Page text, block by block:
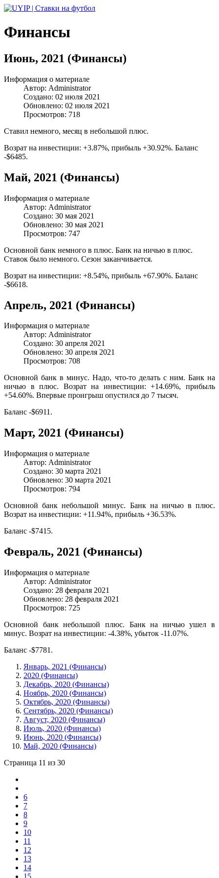
Финансы
Июнь, 2021 (Финансы)
Информация о материале
Автор: Administrator
Создано: 02 июля 2021
Обновлено: 02 июля 2021
Просмотров: 718
Ставил немного, месяц в небольшой плюс.
Возрат на инвестиции: +3.87%, прибыль +30.92%. Баланс
-$6485.
Май, 2021 (Финансы)
Информация о материале
Автор: Administrator
Создано: 30 мая 2021
Обновлено: 30 мая 2021
Просмотров: 747
Основной банк немного в плюс. Банк на ничью в плюс.
Ставок было немного. Сезон заканчивается.
Возрат на инвестиции: +8.54%, прибыль +67.90%. Баланс
-$6618.
Апрель, 2021 (Финансы)
Информация о материале
Автор: Administrator
Создано: 30 апреля 2021
Обновлено: 30 апреля 2021
Просмотров: 708
Основной банк в минус. Надо, что-то делать с ним. Банк на
ничью в плюс. Возрат на инвестиции: +14.69%, прибыль
+54.60%. Впервые проигрыш опустился до 7 тысяч.
Баланс -$6911.
Март, 2021 (Финансы)
Информация о материале
Автор: Administrator
Создано: 30 марта 2021
Обновлено: 30 марта 2021
Просмотров: 794
Основной банк небольшой минус. Банк на ничью в плюс.
Возрат на инвестиции: +11.94%, прибыль +36.53%.
Баланс -$7415.
Февраль, 2021 (Финансы)
Информация о материале
Автор: Administrator
Создано: 28 февраля 2021
Обновлено: 28 февраля 2021
Просмотров: 725
Основной банк небольшой плюс. Банк на ничью ушел в
минус. Возрат на инвестиции: -4.38%, убыток -11.07%.
Баланс -$7781.
Январь, 2021 (Финансы)
2020 (Финансы)
Декабрь, 2020 (Финансы)
Ноябрь, 2020 (Финансы)
Октябрь, 2020 (Финансы)
Сентябрь, 2020 (Финансы)
Август, 2020 (Финансы)
Июль, 2020 (Финансы)
Июнь, 2020 (Финансы)
Май, 2020 (Финансы)
Страница 11 из 30
6
7
8
9
10
11
12
13
14
15